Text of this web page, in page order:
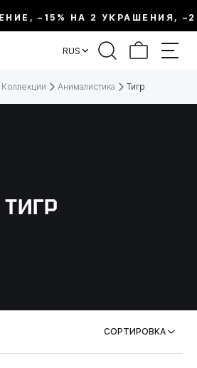
–15% НА 2 УКРАШЕНИЯ,
RUS
Коллекции Анималистика Тигр
СОРТИРОВКА